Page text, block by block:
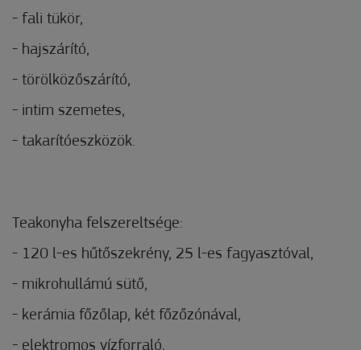
- fali tükör,
- hajszárító,
- törölközőszárító,
- intim szemetes,
- takarítóeszközök.
Teakonyha felszereltsége:
- 120 l-es hűtőszekrény, 25 l-es fagyasztóval,
- mikrohullámú sütő,
- kerámia főzőlap, két főzőzónával,
- elektromos vízforraló,